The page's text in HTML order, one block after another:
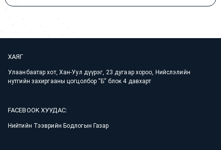
ХАЯГ
Улаанбаатар хот, Хан-Уул дүүрэг, 23 дугаар хороо, Нийслэлийн
нутгийн захиргааны цогцолбор “Б” блок 4 давхарт
FACEBOOK ХУУДАС:
Нийтийн Тээврийн Бодлогын Газар